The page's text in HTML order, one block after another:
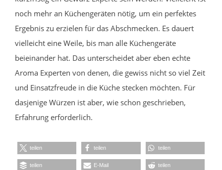
noch mehr an Küchengeräten nötig, um ein perfektes
Ergebnis zu erzielen für das Abschmecken. Es dauert
vielleicht eine Weile, bis man alle Küchengeräte
beieinander hat. Das unterscheidet aber eben echte
Aroma Experten von denen, die gewiss nicht so viel Zeit
und Einsatzfreude in die Küche stecken möchten. Für
dasjenige Würzen ist aber, wie schon geschrieben,
Erfahrung erforderlich.
teilen teilen teilen
teilen E-Mail teilen